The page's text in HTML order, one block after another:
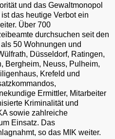
und das Gewaltmonopol
das heutige Verbot ein
Über 700
durchsuchen seit den
50 Wohnungen und
Düsseldorf, Ratingen,
Bergheim, Neuss, Pulheim,
Krefeld und
Ermittler, Mitarbeiter
Kriminalität und
sowie zahlreiche
Einsatz. Das
so das MIK weiter.